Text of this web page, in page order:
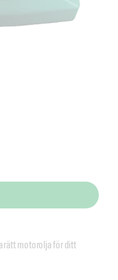
rätt motorolja för ditt